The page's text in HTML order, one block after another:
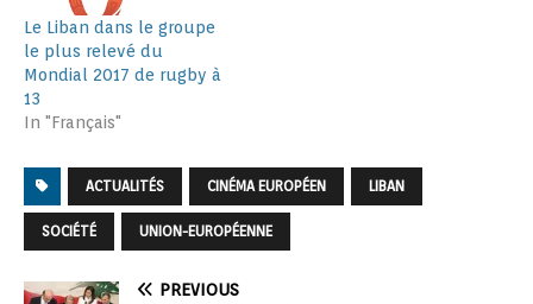
Le Liban dans le groupe
le plus relevé du
Mondial 2017 de rugby à
13
In "Français"
ACTUALITÉS CINÉMA EUROPÉEN LIBAN
SOCIÉTÉ UNION-EUROPÉENNE
PREVIOUS